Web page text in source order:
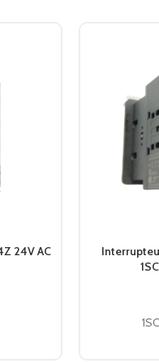
24V AC